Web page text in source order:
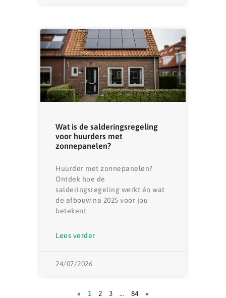
Wat is de salderingsregeling
voor huurders met
zonnepanelen?
Huurder met zonnepanelen?
Ontdek hoe de
salderingsregeling werkt én wat
de afbouw na 2025 voor jou
betekent.
Lees verder
24/07/2026
« 1 2 3 … 84 »